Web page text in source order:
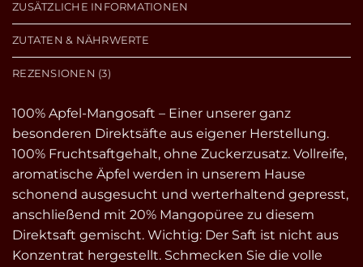
ZUSÄTZLICHE INFORMATIONEN
ZUTATEN & NÄHRWERTE
REZENSIONEN (3)
100% Apfel-Mangosaft – Einer unserer ganz
besonderen Direktsäfte aus eigener Herstellung.
100% Fruchtsaftgehalt, ohne Zuckerzusatz. Vollreife,
aromatische Äpfel werden in unserem Hause
schonend ausgesucht und werterhaltend gepresst,
anschließend mit 20% Mangopüree zu diesem
Direktsaft gemischt. Wichtig: Der Saft ist nicht aus
Konzentrat hergestellt. Schmecken Sie die volle